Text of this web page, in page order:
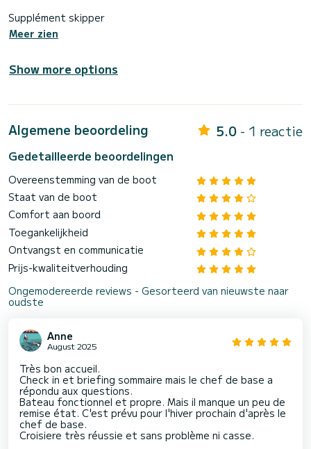
Supplément skipper
Meer zien
Show more options
Algemene beoordeling 5.0 - 1 reactie
Gedetailleerde beoordelingen
Overeenstemming van de boot
Staat van de boot
Comfort aan boord
Toegankelijkheid
Ontvangst en communicatie
Prijs-kwaliteitverhouding
Ongemodereerde reviews - Gesorteerd van nieuwste naar
oudste
Anne
August 2025
Très bon accueil.
Check in et briefing sommaire mais le chef de base a
répondu aux questions.
Bateau fonctionnel et propre. Mais il manque un peu de
remise état. C'est prévu pour l'hiver prochain d'après le
chef de base.
Croisiere très réussie et sans problème ni casse.